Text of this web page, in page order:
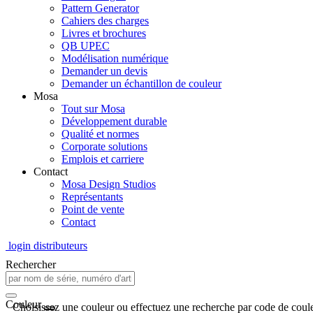
Pattern Generator
Cahiers des charges
Livres et brochures
QB UPEC
Modélisation numérique
Demander un devis
Demander un échantillon de couleur
Mosa
Tout sur Mosa
Développement durable
Qualité et normes
Corporate solutions
Emplois et carriere
Contact
Mosa Design Studios
Représentants
Point de vente
Contact
login distributeurs
Rechercher
Couleur
Choisissez une couleur ou effectuez une recherche par code de